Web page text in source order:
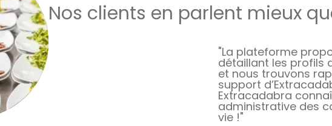
Nos clients en parlent mieux
"La plateforme
détaillant les profils
et nous trouvons
support
Extracadabra
administrative des
vie !"